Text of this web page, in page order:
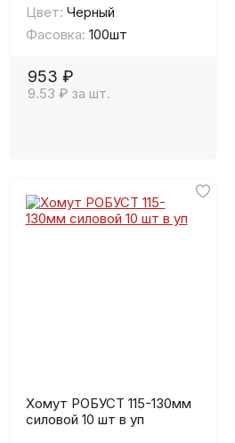
Цвет: Черный
Фасовка: 100шт
953 ₽
9.53 ₽ за шт.
Хомут РОБУСТ 115-130мм
силовой 10 шт в уп